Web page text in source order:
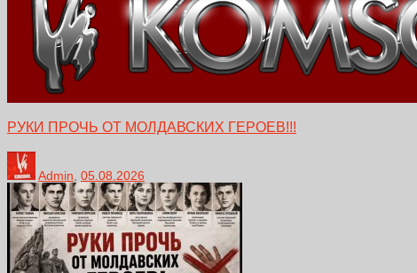
РУКИ ПРОЧЬ ОТ МОЛДАВСКИХ ГЕРОЕВ!!!
Admin 05.08.2026